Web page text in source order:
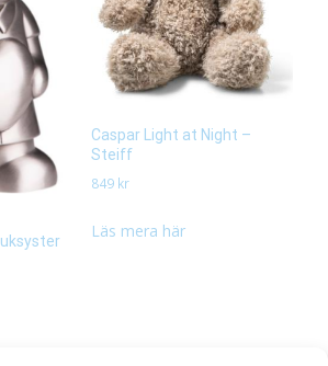
Caspar Light at Night –
Steiff
849 kr
Läs mera här